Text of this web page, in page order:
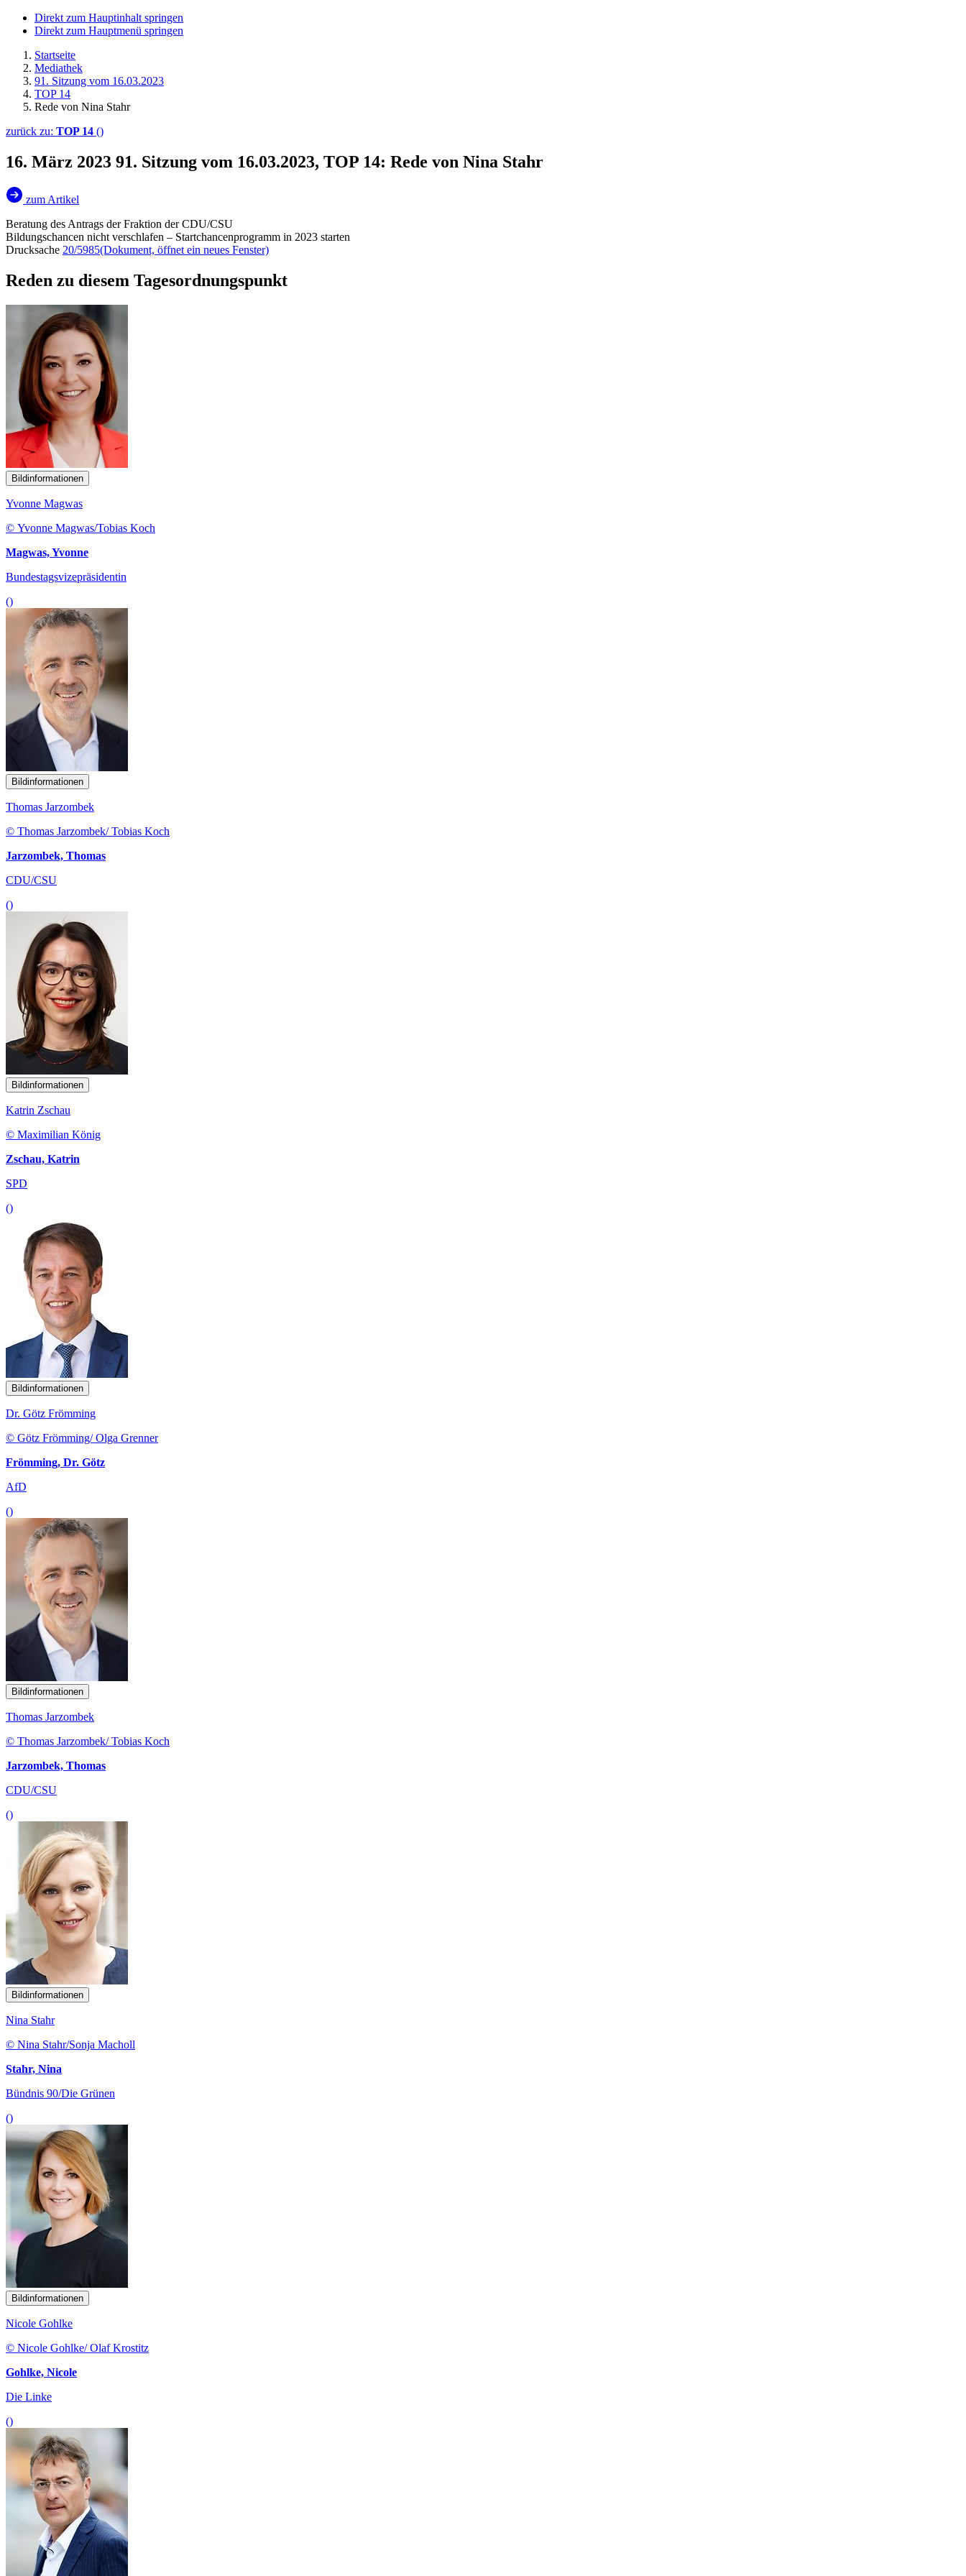
Direkt zum Hauptinhalt springen
Direkt zum Hauptmenü springen
Startseite
Mediathek
91. Sitzung vom 16.03.2023
TOP 14
Rede von Nina Stahr
zurück zu: TOP 14 ()
16. März 2023 91. Sitzung vom 16.03.2023, TOP 14: Rede von Nina Stahr
zum Artikel
Beratung des Antrags der Fraktion der CDU/CSU
Bildungschancen nicht verschlafen – Startchancenprogramm in 2023 starten
Drucksache 20/5985(Dokument, öffnet ein neues Fenster)
Reden zu diesem Tagesordnungspunkt
Bildinformationen
Yvonne Magwas
© Yvonne Magwas/Tobias Koch
Magwas, Yvonne
Bundestagsvizepräsidentin
()
Bildinformationen
Thomas Jarzombek
© Thomas Jarzombek/ Tobias Koch
Jarzombek, Thomas
CDU/CSU
()
Bildinformationen
Katrin Zschau
© Maximilian König
Zschau, Katrin
SPD
()
Bildinformationen
Dr. Götz Frömming
© Götz Frömming/ Olga Grenner
Frömming, Dr. Götz
AfD
()
Bildinformationen
Thomas Jarzombek
© Thomas Jarzombek/ Tobias Koch
Jarzombek, Thomas
CDU/CSU
()
Bildinformationen
Nina Stahr
© Nina Stahr/Sonja Macholl
Stahr, Nina
Bündnis 90/Die Grünen
()
Bildinformationen
Nicole Gohlke
© Nicole Gohlke/ Olaf Krostitz
Gohlke, Nicole
Die Linke
()